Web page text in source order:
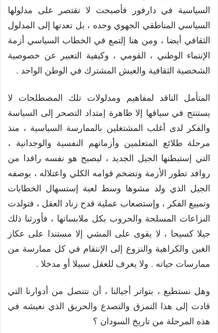
السياسية في دارفور فأصبحت لا تقتصر على مدلولها
السياسي المناطقي الجهوي وحده ، بل تعدتها إلى المدلول
الثقافي أيضا ، ومن هنا إلتمع في الخطاب السياسي أزمة
الإنتماء الوطني ، القومي ، وكيفية التعبير عن خصوصية
الشخصية الثقافية والعيش المشترك في الوطن الواحد .
المتأمل الناقد لمفاهيم ومدلولات تلك المصطلحات لا
يستنتج في سياقها إلا ظاهرة إمتداد التصحر إلى السياسة
والفكر لدى أغلب المشتغلين بالممارسة السياسية ، منذ
مرحلة طلائع المتعلمين وأزماتهم النفسية والوجدانية ،
التي إستبطنها الجيل الجديد ، ليصبح هو نفسه رافدا من
روافد تطور الأزمة وتضخم قوامه الكلي واعتلاله ، بوصفه
الجيل الذي ولد مشوها وسط لعبة إستسهال الخطابات
وتمييع الفكر ، وإستصعاب عملية قدح زناد العقل ، فتولدت
النزاعات المسلحة والحروب بكل ملابساتها ، فأورثنا ذلك
جيلا كسيحا ، لا يقوى على المشي إلا مستندا على عكاز
الغبن والكراهية والنزوع إلى الإنتقام في كل ممارسة من
ممارسات حياته . ولا يعرف للعقل سبيلا أو مدخلا .
وهل نستطيع ، بتواتر أجيالنا ، أن نتنصل من أدوارنا التي
قادت إلى هذا التمزق والتصدع والحريق الذي نعيشه في
هذه المرحلة من تاريخ السودان ؟